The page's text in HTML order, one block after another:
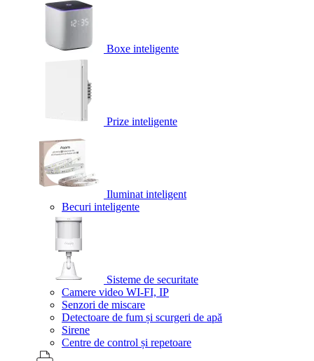
Boxe inteligente
Prize inteligente
Iluminat inteligent
Becuri inteligente
Sisteme de securitate
Camere video WI-FI, IP
Senzori de miscare
Detectoare de fum și scurgeri de apă
Sirene
Centre de control și repetoare